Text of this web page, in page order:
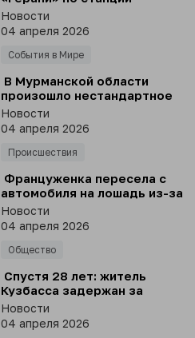
радиоэлектронной борьбы,
установленной на крыше
дома в Киевской области
Новости
04 апреля 2026
События в Мире
⁣ В Мурманской области
произошло нестандартное
ДТП, в котором погиб
школьник
Новости
04 апреля 2026
Происшествия
⁣ Француженка пересела с
автомобиля на лошадь из-за
повышения цен на бензин
Новости
04 апреля 2026
Общество
⁣ Спустя 28 лет: житель
Кузбасса задержан за
тройное убийство в
Тульской области
Новости
04 апреля 2026